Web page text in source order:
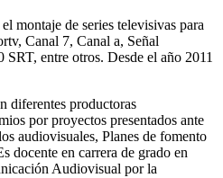
montaje de series televisivas para
Canal 7, Canal a, Señal
entre otros. Desde el año 2011
diferentes productoras
por proyectos presentados ante
audiovisuales, Planes de fomento
docente en carrera de grado en
Audiovisual por la